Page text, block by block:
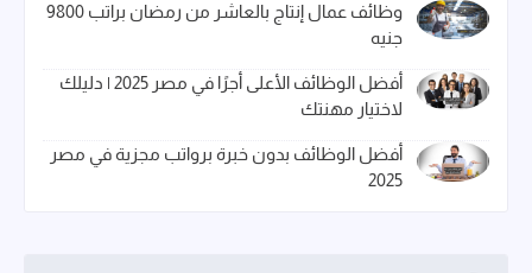
وظائف عمال إنتاج بالعاشر من رمضان براتب 9800
جنيه
أفضل الوظائف الأعلى أجرًا في مصر 2025 | دليلك
لاختيار مهنتك
أفضل الوظائف بدون خبرة برواتب مجزية في مصر
2025